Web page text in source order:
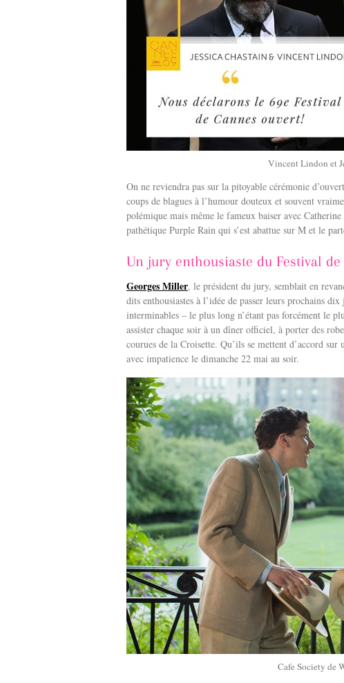
Vincent Lindon et
On ne reviendra pas sur la pitoyable cérémonie
coups de blagues à l’humour douteux et souvent
polémique mais même le fameux baiser avec
pathétique Purple Rain qui s’est abattue sur M et le
Un jury enthousiaste du Festival de
Georges Miller, le président du jury, semblait en
dits enthousiastes à l’idée de passer leurs prochains
interminables – le plus long n’étant pas forcément le
assister chaque soir à un dîner officiel, à porter des
courues de la Croisette. Qu’ils se mettent d’accord sur
avec impatience le dimanche 22 mai au soir.
Cafe Society de